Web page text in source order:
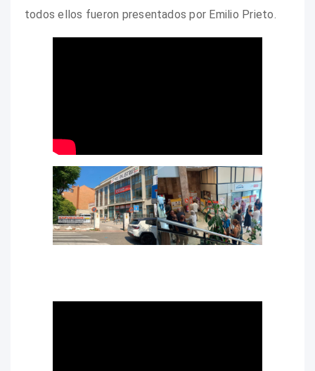
todos ellos fueron presentados por Emilio Prieto.